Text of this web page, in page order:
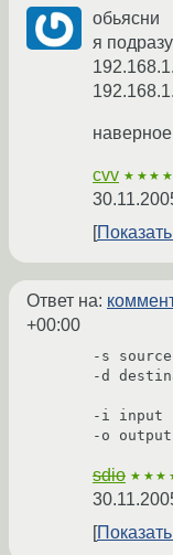
обьясни
я
cvv
Ответ на:
+00:00
-s
-d
-i input
-o
sdio